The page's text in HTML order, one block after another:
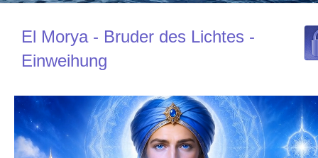
El Morya - Bruder des Lichtes -
Einweihung